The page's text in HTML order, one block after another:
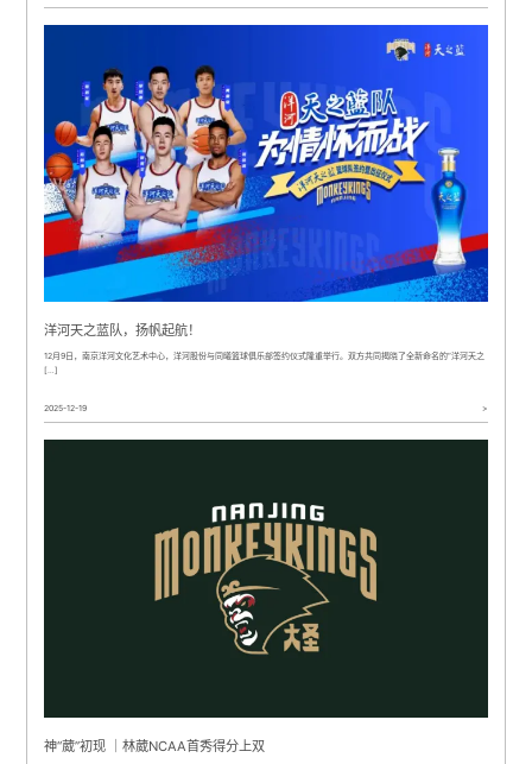
洋河天之蓝队，扬帆起航！
12月9日，南京洋河文化艺术中心，洋河股份与同曦篮球俱乐部签约仪式隆重举行。双方共同揭晓了全新命名的“洋河天之
[…]
2025-12-19 >
神“葳”初现 ｜林葳NCAA首秀得分上双